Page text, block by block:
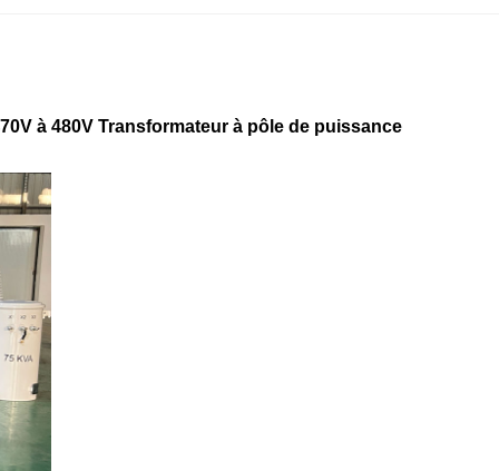
à 480V Transformateur à pôle de puissance